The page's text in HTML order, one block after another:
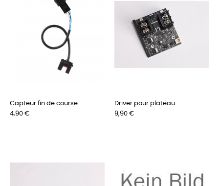
Capteur fin de course...
Preis
4,90 €
Driver pour plateau...
Preis
9,90 €